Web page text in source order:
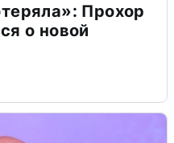
Прохор
о новой